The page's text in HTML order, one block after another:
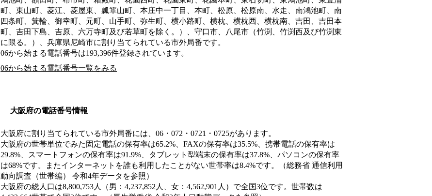
町、東山町、菱江、菱屋東、瓢箪山町、本庄中一丁目、本町、松原、松原南、水走、南鴻池町、南
四条町、箕輪、御幸町、元町、山手町、弥生町、横小路町、横枕、横枕西、横枕南、吉田、吉田本
町、吉田下島、吉原、六万寺町及び若草町を除く。）、守口市、八尾市（竹渕、竹渕西及び竹渕東
に限る。）、兵庫県尼崎市に割り当てられている市外局番です。
06から始まる電話番号は193,396件登録されています。
06から始まる電話番号一覧をみる
大阪府の電話番号情報
大阪府に割り当てられている市外局番には、06・072・0721・0725があります。
大阪府の世帯単位でみた固定電話の保有率は65.2%、FAXの保有率は35.5%、携帯電話の保有率は
29.8%、スマートフォンの保有率は91.9%、タブレット型端末の保有率は37.8%、パソコンの保有率
は68%です。またインターネットを誰も利用したことがない世帯率は8.4%です。（総務省 通信利用
動向調査（世帯編） 令和4年データを参照）
大阪府の総人口は8,800,753人（男：4,237,852人、女：4,562,901人）で全国3位です。世帯数は